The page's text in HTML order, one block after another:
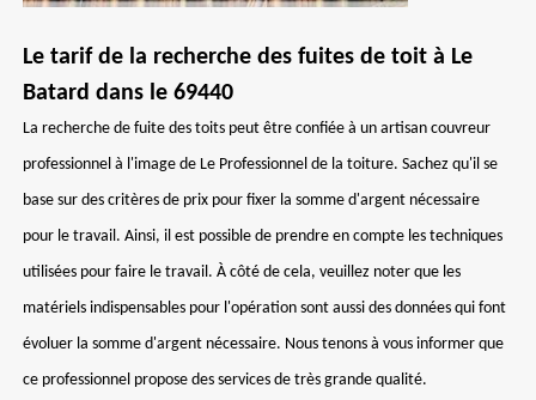
Le tarif de la recherche des fuites de toit à Le
Batard dans le 69440
La recherche de fuite des toits peut être confiée à un artisan couvreur
professionnel à l'image de Le Professionnel de la toiture. Sachez qu'il se
base sur des critères de prix pour fixer la somme d'argent nécessaire
pour le travail. Ainsi, il est possible de prendre en compte les techniques
utilisées pour faire le travail. À côté de cela, veuillez noter que les
matériels indispensables pour l'opération sont aussi des données qui font
évoluer la somme d'argent nécessaire. Nous tenons à vous informer que
ce professionnel propose des services de très grande qualité.